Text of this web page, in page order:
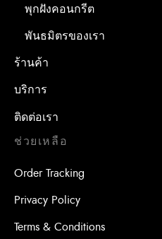
พุกฝังคอนกรีต
พันธมิตรของเรา
ร้านค้า
บริการ
ติดต่อเรา
ช่วยเหลือ
Order Tracking
Privacy Policy
Terms & Conditions